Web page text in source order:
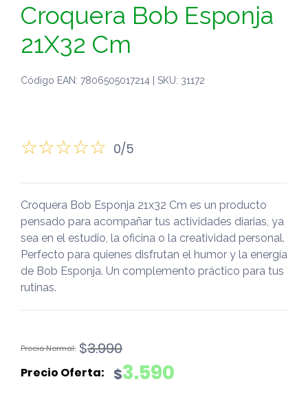
Croquera Bob Esponja
21X32 Cm
Código EAN: 7806505017214 | SKU: 31172
0/5
Croquera Bob Esponja 21x32 Cm es un producto
pensado para acompañar tus actividades diarias, ya
sea en el estudio, la oficina o la creatividad personal.
Perfecto para quienes disfrutan el humor y la energía
de Bob Esponja. Un complemento práctico para tus
rutinas.
$3.990
El
original
$3.590
El
actual